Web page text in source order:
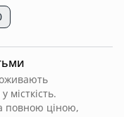
місткість.
повною ціною,